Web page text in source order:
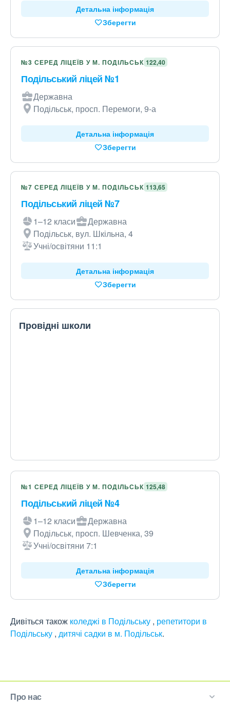
Детальна інформація
Зберегти
№3 СЕРЕД ЛІЦЕЇВ У М. ПОДІЛЬСЬК 122,40
Подільський ліцей №1
Державна
Подільськ, просп. Перемоги, 9-а
Детальна інформація
Зберегти
№7 СЕРЕД ЛІЦЕЇВ У М. ПОДІЛЬСЬК 113,65
Подільський ліцей №7
1–12 класи
Державна
Подільськ, вул. Шкільна, 4
Учні/освітяни 11:1
Детальна інформація
Зберегти
Провідні школи
№1 СЕРЕД ЛІЦЕЇВ У М. ПОДІЛЬСЬК 125,48
Подільський ліцей №4
1–12 класи
Державна
Подільськ, просп. Шевченка, 39
Учні/освітяни 7:1
Детальна інформація
Зберегти
Дивіться також коледжі в Подільську , репетитори в
Подільську , дитячі садки в м. Подільськ.
Про нас